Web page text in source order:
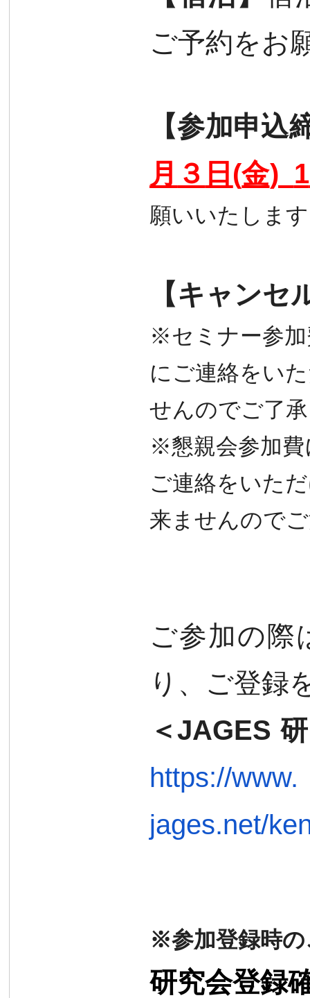
ご予約をお
【参加申込
月 ３ 日 (金) 1
願いいたします
【キャンセ
※セミナー参
にご連絡をい
せんのでご了
※懇親会参加
ご連絡をいた
来ませんので
ご参加の際
り、 ご登録
＜JAGES
https://www.
jages.net/
※参加登録時
研究会登録